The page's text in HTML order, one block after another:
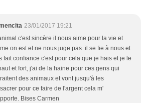
23/01/2017 19:21
c'est sincère il nous aime pour la vie et
on est et ne nous juge pas. il se fie à nous et
fait confiance c'est pour cela que je hais et je le
et fort, j'ai de la haine pour ces gens qui
des animaux et vont jusqu'à les
pour ce faire de l'argent cela m'
Bises Carmen